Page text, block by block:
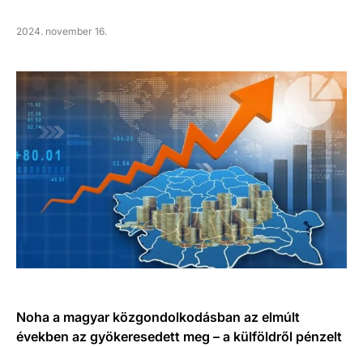
2024. november 16.
Noha a magyar közgondolkodásban az elmúlt
években az gyökeresedett meg – a külföldről pénzelt